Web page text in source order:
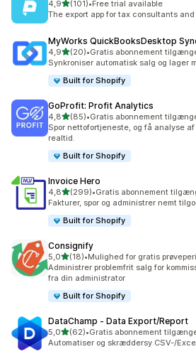
4,9ud af 5 stjerner
(101)
101 anmeldelser i alt
•Free trial available
The export app for tax consultants
MyWorks QuickBooksDesktop
4,9ud af 5 stjerner
(20)
20 anmeldelser i alt
•Gratis abonnement
Synkroniser automatisk salg og lager
Built for Shopify
GoProfit: Profit Analytics
4,8ud af 5 stjerner
(85)
85 anmeldelser i alt
•Gratis abonnement
Spor nettofortjeneste, og få analyse
realtid.
Built for Shopify
Invoice Hero
4,8ud af 5 stjerner
(299)
299 anmeldelser i alt
•Gratis abonnement
Fakturer, spor og administrer nemt
Built for Shopify
Consignify
5,0ud af 5 stjerner
(18)
18 anmeldelser i alt
•Mulighed for gratis
Administrer problemfrit salg for
fra din administrator
Built for Shopify
DataChamp ‑ Data Export/Report
5,0ud af 5 stjerner
(62)
62 anmeldelser i alt
•Gratis abonnement
Automatiser og skræddersy CSV-/